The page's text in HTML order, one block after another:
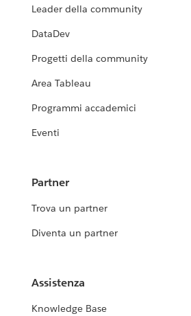
Leader della community
DataDev
Progetti della community
Area Tableau
Programmi accademici
Eventi
Partner
Trova un partner
Diventa un partner
Assistenza
Knowledge Base